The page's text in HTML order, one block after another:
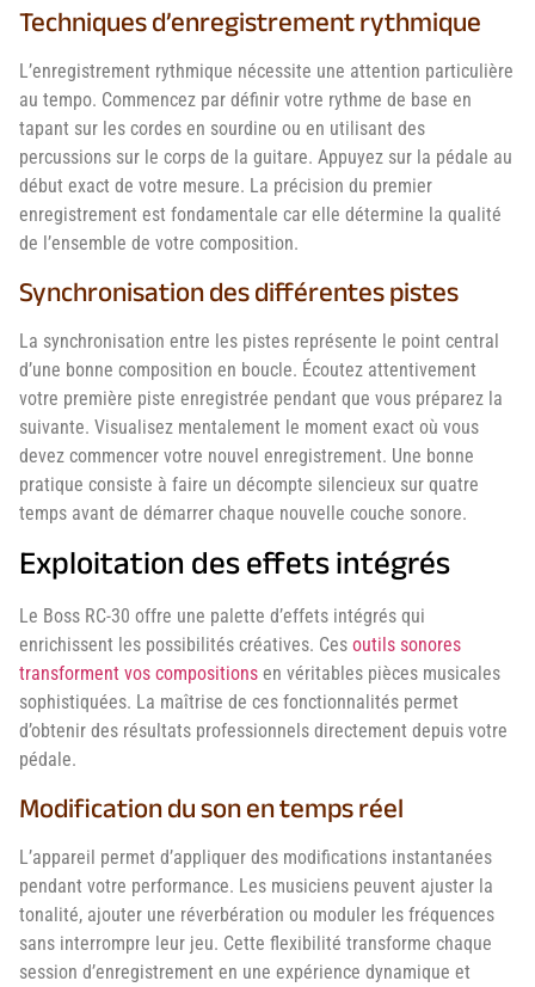
Techniques d’enregistrement rythmique
L’enregistrement rythmique nécessite une attention particulière
au tempo. Commencez par définir votre rythme de base en
tapant sur les cordes en sourdine ou en utilisant des
percussions sur le corps de la guitare. Appuyez sur la pédale au
début exact de votre mesure. La précision du premier
enregistrement est fondamentale car elle détermine la qualité
de l’ensemble de votre composition.
Synchronisation des différentes pistes
La synchronisation entre les pistes représente le point central
d’une bonne composition en boucle. Écoutez attentivement
votre première piste enregistrée pendant que vous préparez la
suivante. Visualisez mentalement le moment exact où vous
devez commencer votre nouvel enregistrement. Une bonne
pratique consiste à faire un décompte silencieux sur quatre
temps avant de démarrer chaque nouvelle couche sonore.
Exploitation des effets intégrés
Le Boss RC-30 offre une palette d’effets intégrés qui
enrichissent les possibilités créatives. Ces outils sonores
transforment vos compositions en véritables pièces musicales
sophistiquées. La maîtrise de ces fonctionnalités permet
d’obtenir des résultats professionnels directement depuis votre
pédale.
Modification du son en temps réel
L’appareil permet d’appliquer des modifications instantanées
pendant votre performance. Les musiciens peuvent ajuster la
tonalité, ajouter une réverbération ou moduler les fréquences
sans interrompre leur jeu. Cette flexibilité transforme chaque
session d’enregistrement en une expérience dynamique et